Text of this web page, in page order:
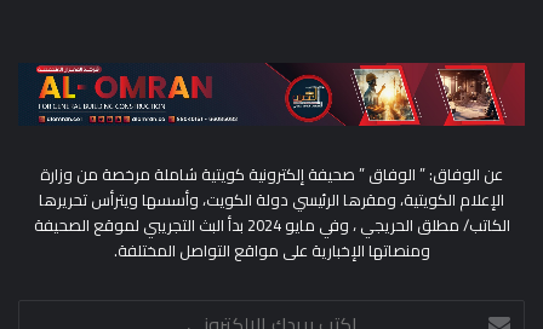
عن الوفاق: ” الوفاق ” صحيفة إلكترونية كويتية شاملة مرخصة من وزارة
الإعلام الكويتية، ومقرها الرئيسي دولة الكويت، وأسسها ويترأس تحريرها
الكاتب/ مطلق الحريجي ، وفي مايو 2024 بدأ البث التجريبي لموقع الصحيفة
ومنصاتها الإخبارية على مواقع التواصل المختلفة.
اكتب